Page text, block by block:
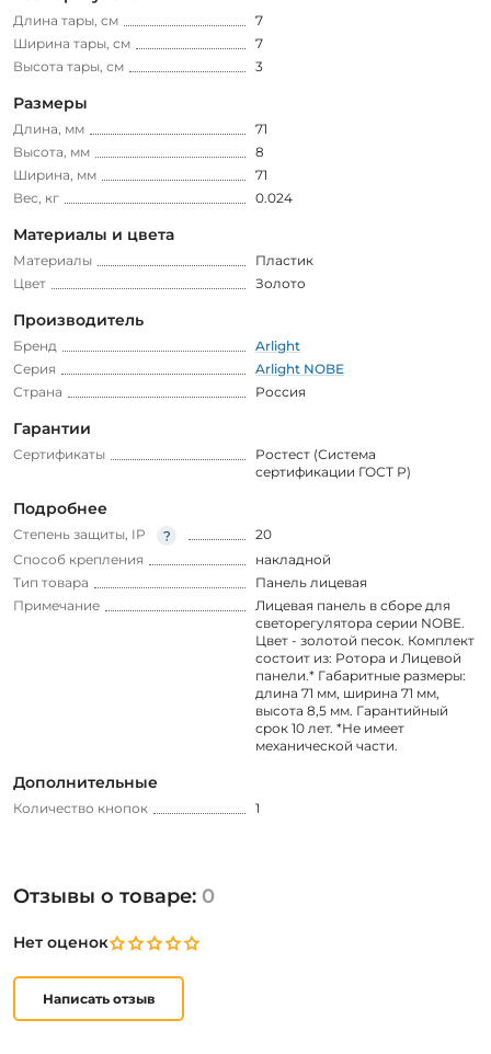
Длина тары, см
7
Ширина тары, см
7
Высота тары, см
3
Размеры
Длина, мм
71
Высота, мм
8
Ширина, мм
71
Вес, кг
0.024
Материалы и цвета
Материалы
Пластик
Цвет
Золото
Производитель
Бренд
Arlight
Серия
Arlight NOBE
Страна
Россия
Гарантии
Сертификаты
Ростест (Система
сертификации ГОСТ Р)
Подробнее
Степень защиты, IP
20
Способ крепления
накладной
Тип товара
Панель лицевая
Примечание
Лицевая панель в сборе для
светорегулятора серии NOBE.
Цвет - золотой песок. Комплект
состоит из: Ротора и Лицевой
панели.* Габаритные размеры:
длина 71 мм, ширина 71 мм,
высота 8,5 мм. Гарантийный
срок 10 лет. *Не имеет
механической части.
Дополнительные
Количество кнопок 1
Отзывы о товаре: 0
Нет оценок
Написать отзыв